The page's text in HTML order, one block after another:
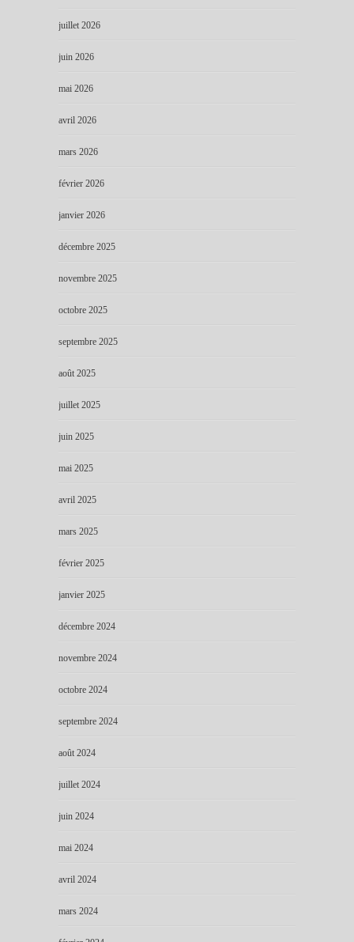
juillet 2026
juin 2026
mai 2026
avril 2026
mars 2026
février 2026
janvier 2026
décembre 2025
novembre 2025
octobre 2025
septembre 2025
août 2025
juillet 2025
juin 2025
mai 2025
avril 2025
mars 2025
février 2025
janvier 2025
décembre 2024
novembre 2024
octobre 2024
septembre 2024
août 2024
juillet 2024
juin 2024
mai 2024
avril 2024
mars 2024